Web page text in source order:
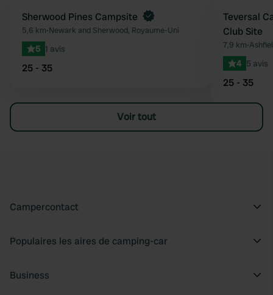
Préféré
Reserve maintenant
Sherwood Pines Campsite
5,6 km•Newark and Sherwood, Royaume-Uni
5 1 avis
25 - 35
Teversal
Club Site
7,9 km•
4 5 avis
25 - 35
Voir tout
Campercontact
Populaires les aires de camping-car
Business